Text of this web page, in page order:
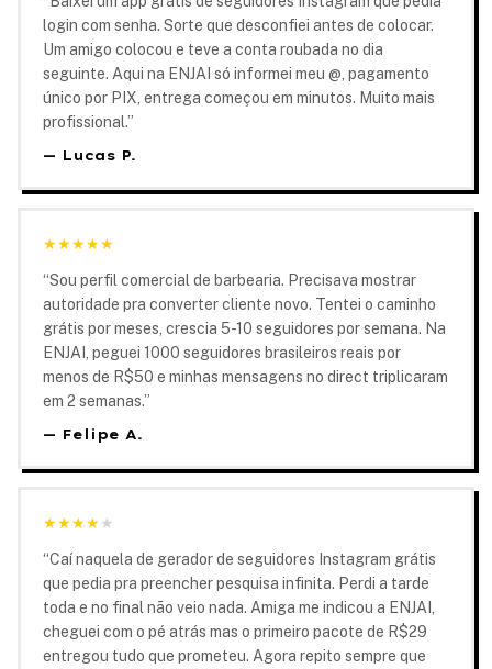
login com senha. Sorte que desconfiei antes de colocar.
Um amigo colocou e teve a conta roubada no dia
seguinte. Aqui na ENJAI só informei meu @, pagamento
único por PIX, entrega começou em minutos. Muito mais
profissional.”
— Lucas P.
★★★★★
“Sou perfil comercial de barbearia. Precisava mostrar
autoridade pra converter cliente novo. Tentei o caminho
grátis por meses, crescia 5-10 seguidores por semana. Na
ENJAI, peguei 1000 seguidores brasileiros reais por
menos de R$50 e minhas mensagens no direct triplicaram
em 2 semanas.”
— Felipe A.
★★★★★
“Caí naquela de gerador de seguidores Instagram grátis
que pedia pra preencher pesquisa infinita. Perdi a tarde
toda e no final não veio nada. Amiga me indicou a ENJAI,
cheguei com o pé atrás mas o primeiro pacote de R$29
entregou tudo que prometeu. Agora repito sempre que